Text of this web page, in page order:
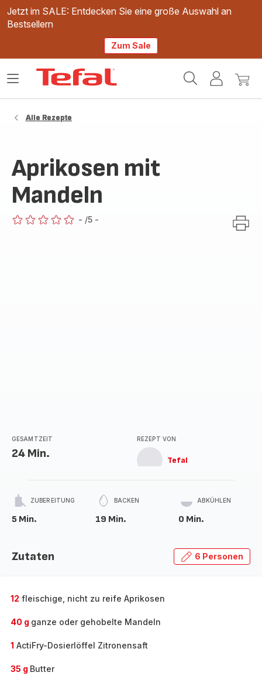
Jetzt im SALE: Entdecken Sie eine große Auswahl an
Bestsellern
Zum Sale
Mein
Mein
Das
Alle Rezepte
Aprikosen mit
Mandeln
- /5 -
GESAMTZEIT
24 Min.
REZEPT VON
Tefal
ZUBEREITUNG
5 Min.
BACKEN
19 Min.
ABKÜHLEN
0 Min.
Zutaten 6 Personen
12 fleischige, nicht zu reife Aprikosen
40 g ganze oder gehobelte Mandeln
1 ActiFry-Dosierlöffel Zitronensaft
35 g Butter